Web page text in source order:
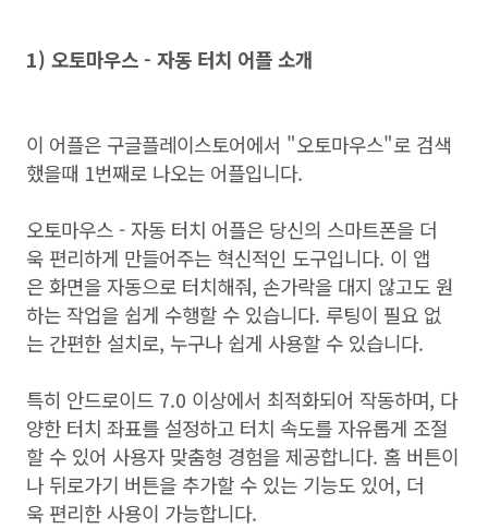
1) 오토마우스 - 자동 터치 어플 소개
이 어플은 구글플레이스토어에서 "오토마우스"로 검색
했을때 1번째로 나오는 어플입니다.
오토마우스 - 자동 터치 어플은 당신의 스마트폰을 더
욱 편리하게 만들어주는 혁신적인 도구입니다. 이 앱
은 화면을 자동으로 터치해줘, 손가락을 대지 않고도 원
하는 작업을 쉽게 수행할 수 있습니다. 루팅이 필요 없
는 간편한 설치로, 누구나 쉽게 사용할 수 있습니다.
특히 안드로이드 7.0 이상에서 최적화되어 작동하며, 다
양한 터치 좌표를 설정하고 터치 속도를 자유롭게 조절
할 수 있어 사용자 맞춤형 경험을 제공합니다. 홈 버튼이
나 뒤로가기 버튼을 추가할 수 있는 기능도 있어, 더
욱 편리한 사용이 가능합니다.